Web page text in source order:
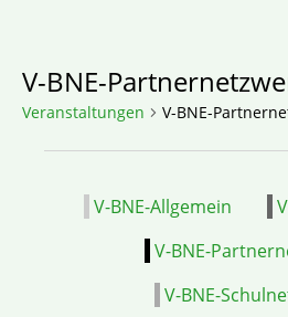
V-BNE-
Veranstaltungen V-BNE-
V-BNE-Allgemein
V-BNE-
V-BNE-